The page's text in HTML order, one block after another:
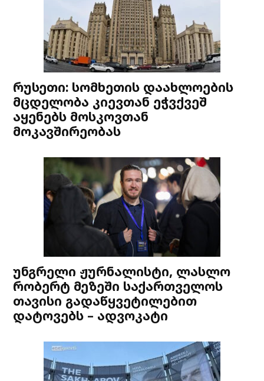
რუსეთი: სომხეთის დაახლოების
მცდელობა კიევთან ეჭვქვეშ
აყენებს მოსკოვთან
მოკავშირეობას
უნგრელი ჟურნალისტი, ლასლო
რობერტ მეზეში საქართველოს
თავისი გადაწყვეტილებით
დატოვებს – ადვოკატი